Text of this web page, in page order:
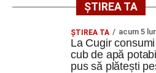
ȘTIREA TA
ȘTIREA TA acum 5
La Cugir
cub de apă
pus să plătești